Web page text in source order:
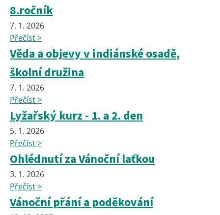
8.ročník
7. 1. 2026
Přečíst >
Věda a objevy v indiánské osadě,
školní družina
7. 1. 2026
Přečíst >
Lyžařský kurz - 1. a 2. den
5. 1. 2026
Přečíst >
Ohlédnutí za Vánoční laťkou
3. 1. 2026
Přečíst >
Vánoční přání a poděkování